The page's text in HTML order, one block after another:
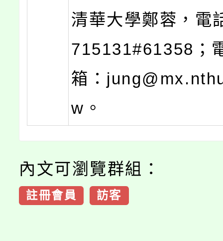
清華大學鄭蓉，電
715131#61358；
箱：
w。
內文可瀏覽群組：
註冊會員 訪客